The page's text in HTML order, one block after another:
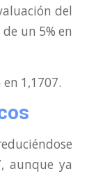
del
un 5% en
1,1707.
s
aunque ya